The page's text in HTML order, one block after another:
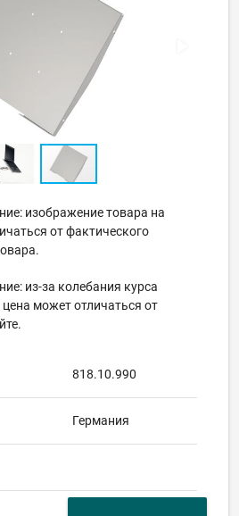
изображение товара на
от фактического
из-за колебания курса
может отличаться от
818.10.990
Германия